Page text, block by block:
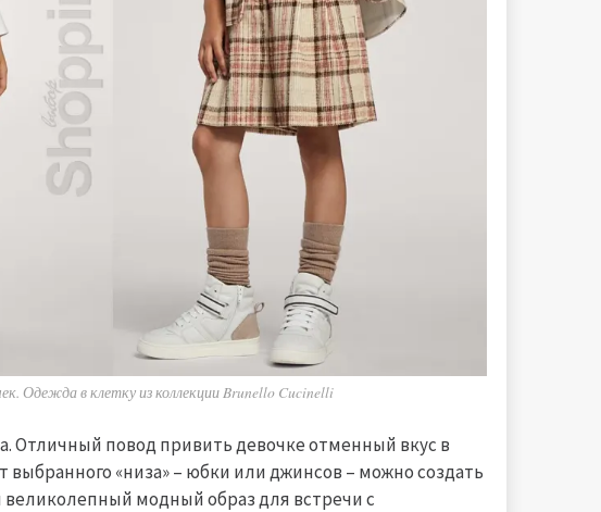
Одежда в клетку из коллекции Brunello Cucinelli
Отличный повод привить девочке отменный вкус в
выбранного «низа» – юбки или джинсов – можно создать
модный образ для встречи с